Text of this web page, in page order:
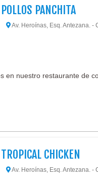
POLLOS PANCHITA
Av. Heroínas, Esq. Antezana. -
en nuestro restaurante de
TROPICAL CHICKEN
Av. Heroínas, Esq. Antezana. -